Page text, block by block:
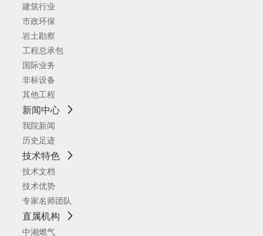
建筑行业
市政环保
岩土勘察
工程总承包
国际业务
非标设备
其他工程
新闻中心
我院新闻
历史足迹
技术特色
技术文档
技术优势
专家名师团队
直属机构
中湘燃气